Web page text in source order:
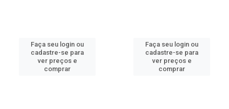
Faça seu login ou
cadastre-se para
ver preços e
comprar
Faça seu login ou
cadastre-se para
ver preços e
comprar